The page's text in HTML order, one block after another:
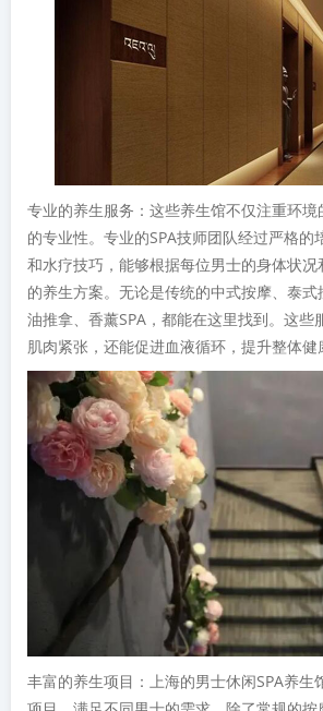
专业的养生服务：这些养生馆不仅注重环
的专业性。专业的SPA技师团队经过严格的
和水疗技巧，能够根据每位男士的身体状
的养生方案。无论是传统的中式按摩、泰
油推拿、香薰SPA，都能在这里找到。这些
肌肉紧张，还能促进血液循环，提升整体健
丰富的养生项目：上海的男士休闲SPA养生